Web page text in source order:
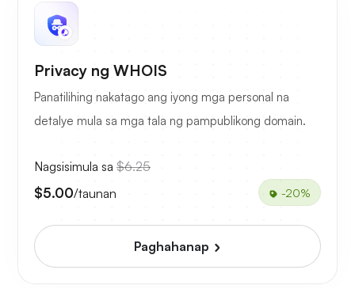
Privacy ng WHOIS
Panatilihing nakatago ang iyong mga personal na
detalye mula sa mga tala ng pampublikong domain.
Nagsisimula sa $6.25
$5.00/taunan -20%
Paghahanap